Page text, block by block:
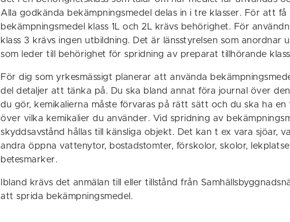
Alla godkända bekämpningsmedel delas in i tre klasser. För att få
bekämpningsmedel klass 1L och 2L krävs behörighet. För
klass 3 krävs ingen utbildning. Det är länsstyrelsen som anordnar
som leder till behörighet för spridning av preparat tillhörande
För dig som yrkesmässigt planerar att använda
del detaljer att tänka på. Du ska bland annat föra journal över
du gör, kemikalierna måste förvaras på rätt sätt och du ska ha en
över vilka kemikalier du använder. Vid spridning av
skyddsavstånd hållas till känsliga objekt. Det kan t ex vara sjöar,
andra öppna vattenytor, bostadstomter, förskolor, skolor,
betesmarker.
Ibland krävs det anmälan till eller tillstånd från
att sprida bekämpningsmedel.